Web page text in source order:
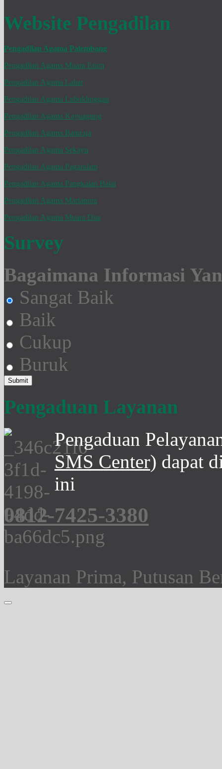
Website Pengadilan
Pengadilan Agama Palembang
Pengadilan Agama Muara Enim
Pengadilan Agama Lahat
Pengadilan Agama Lubuklinggau
Pengadilan Agama Kayuagung
Pengadilan Agama Baturaja
Pengadilan Agama Sekayu
Pengadilan Agama Pagaralam
Pengadilan Agama Pangkalan Balai
Pengadilan Agama Martapura
Pengadilan Agama Muara Dua
Survey
Bagaimana Informasi
Sangat Baik
Baik
Cukup
Buruk
Pengaduan Layanan
Pengaduan
SMS Center) dapat
ini
0812-7425-3380
Layanan Prima, Putusan